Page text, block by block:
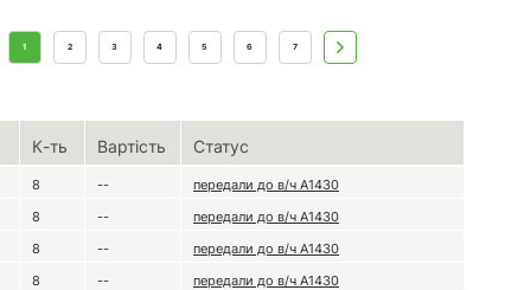
1 2 3 4 5 6 7
К-ть Вартість Статус
8 --
передали до в/ч А1430
8 --
передали до в/ч А1430
8 --
передали до в/ч А1430
8 --
передали до в/ч А1430